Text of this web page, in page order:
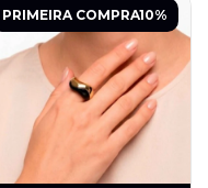
PRIMEIRA COMPRA10%